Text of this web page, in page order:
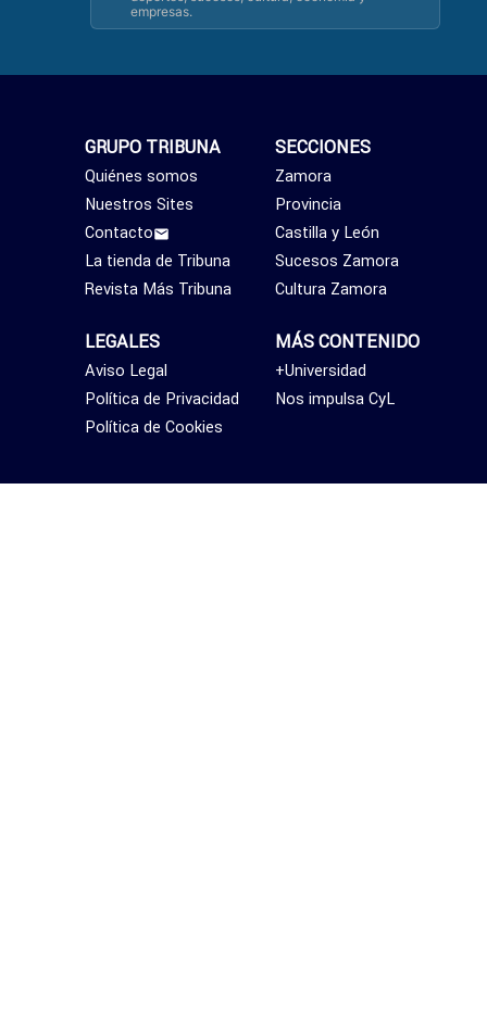
empresas.
SECCIONES
Zamora
Provincia
Castilla y León
Sucesos Zamora
Cultura Zamora
MÁS CONTENIDO
+Universidad
Nos impulsa CyL
GRUPO TRIBUNA
Quiénes somos
Nuestros Sites
Contacto
La tienda de Tribuna
Revista Más Tribuna
LEGALES
Aviso Legal
Política de Privacidad
Política de Cookies